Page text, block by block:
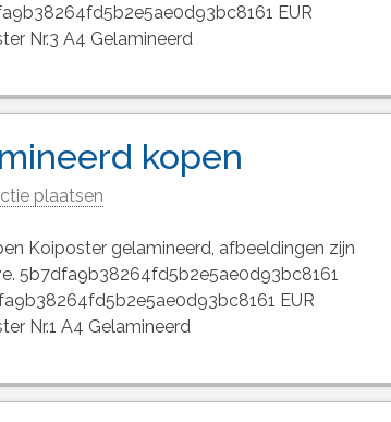
EUR
Nr.3 A4 Gelamineerd
kopen
plaatsen
Koiposter gelamineerd, afbeeldingen zijn
5b7dfa9b38264fd5b2e5ae0d93bc8161
EUR
Nr.1 A4 Gelamineerd